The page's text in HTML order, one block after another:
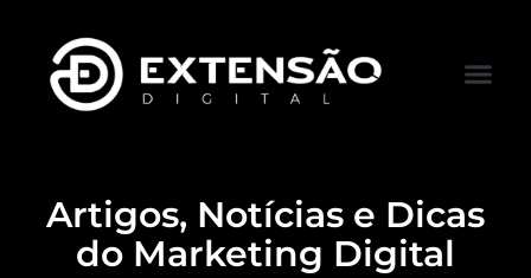
Artigos, Notícias e Dicas
do Marketing Digital